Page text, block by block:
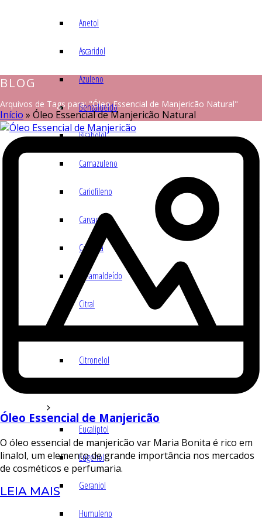
Anetol
Ascaridol
Azuleno
Benzaldeído
Bisabolol
Camazuleno
Cariofileno
Carvacrol
Carvona
Cinamaldeído
Citral
Citronelol
Eucaliptol
Eugenol
Geraniol
Humuleno
BLOG
Arquivos de Tags para: "Óleo Essencial de Manjericão Natural"
Início » Óleo Essencial de Manjericão Natural
Óleo Essencial de Manjericão
O óleo essencial de manjericão var Maria Bonita é rico em
linalol, um elemento de grande importância nos mercados
de cosméticos e perfumaria.
LEIA MAIS